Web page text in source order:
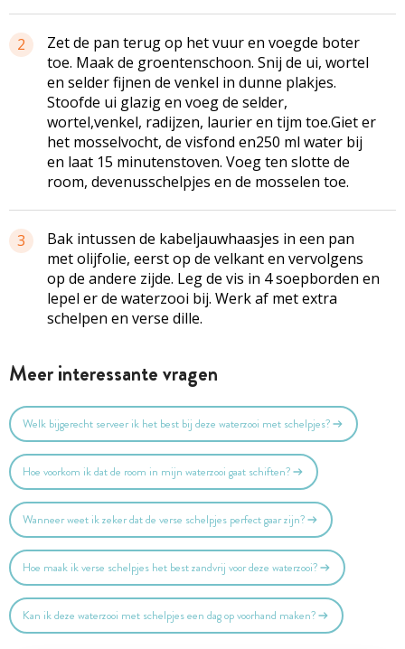
2
Zet de pan terug op het vuur en voegde boter
toe. Maak de groentenschoon. Snij de ui, wortel
en selder fijnen de venkel in dunne plakjes.
Stoofde ui glazig en voeg de selder,
wortel,venkel, radijzen, laurier en tijm toe.Giet er
het mosselvocht, de visfond en250 ml water bij
en laat 15 minutenstoven. Voeg ten slotte de
room, devenusschelpjes en de mosselen toe.
3
Bak intussen de kabeljauwhaasjes in een pan
met olijfolie, eerst op de velkant en vervolgens
op de andere zijde. Leg de vis in 4 soepborden en
lepel er de waterzooi bij. Werk af met extra
schelpen en verse dille.
Meer interessante vragen
Welk bijgerecht serveer ik het best bij deze waterzooi met schelpjes?
Hoe voorkom ik dat de room in mijn waterzooi gaat schiften?
Wanneer weet ik zeker dat de verse schelpjes perfect gaar zijn?
Hoe maak ik verse schelpjes het best zandvrij voor deze waterzooi?
Kan ik deze waterzooi met schelpjes een dag op voorhand maken?